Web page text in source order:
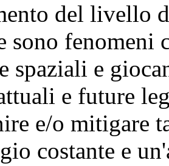
del livello
sono fenomeni
spaziali e
e future
e/o mitigare
costante e